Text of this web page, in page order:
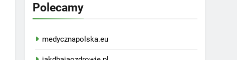
Polecamy
medycznapolska.eu